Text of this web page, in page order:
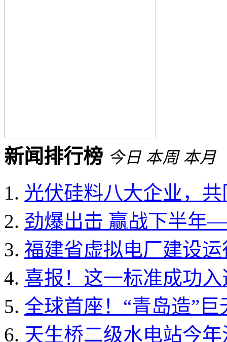
新闻排行榜 今日 本周 本月
光伏硅料八大企业，
劲爆出击 赢战下半年
福建省虚拟电厂建设
喜报！这一标准成功
全球首座！“青岛造”
天生桥二级水电站今